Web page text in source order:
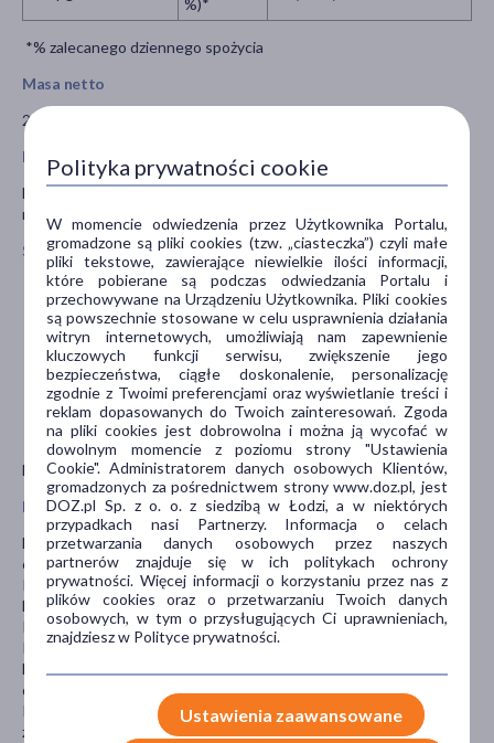
%)*
*% zalecanego dziennego spożycia
Masa netto
210 g
Przeznaczenie
Dla niemowląt po ukończeniu 4. miesiąca życia jako element
rozszerzania diety i wprowadzania glutenu.
Sposób użycia
Zagotuj wodę i odmierz 150 ml, wlej do miseczki i ostudź do
temperatury ok. 50oC.
Wsyp powoli 45 g kaszki (5 łyżek stołowych).
Mieszaj do uzyskania jednolitej konsystencji. Odczekaj
chwilę, aż kaszka zagęstnieje.
Sprawdź temperaturę posiłku. Gotową kaszkę podaj
dziecku lub pozwój spróbować samodzielnego
jedzenia łyżeczką.
Nie podawaj ponownie resztek posiłku.
Przeciwwskazania i środki ostrożności
Dla zdrowia dziecka istotna jest urozmaicona i zbilansowana dieta
oraz zdrowy tryb życia.
Komponując jadłospis kieruj się zasadami żywienia i rekomendacją
lekarza. Pamiętaj o higienie ząbków Twojego dziecka.
Po otwarciu należy zużyć zawartość w ciągu 3-4 tygodni.
Przeznaczony do uzupełniania diety, której podstawą jest mleko
kobiece lub modyfikowane. Karmienie piersią jest najlepsze dla
dziecka.
Przechowywać w suchym miejscu, w temperaturze pokojowej w
zamkniętym opakowaniu.
Polityka prywatności cookie
W momencie odwiedzenia przez Użytkownika Portalu,
gromadzone są pliki cookies (tzw. „ciasteczka”) czyli małe
pliki tekstowe, zawierające niewielkie ilości informacji,
które pobierane są podczas odwiedzania Portalu i
przechowywane na Urządzeniu Użytkownika. Pliki cookies
są powszechnie stosowane w celu usprawnienia działania
witryn internetowych, umożliwiają nam zapewnienie
kluczowych funkcji serwisu, zwiększenie jego
bezpieczeństwa, ciągłe doskonalenie, personalizację
zgodnie z Twoimi preferencjami oraz wyświetlanie treści i
reklam dopasowanych do Twoich zainteresowań. Zgoda
na pliki cookies jest dobrowolna i można ją wycofać w
dowolnym momencie z poziomu strony "Ustawienia
Cookie". Administratorem danych osobowych Klientów,
gromadzonych za pośrednictwem strony www.doz.pl, jest
DOZ.pl Sp. z o. o. z siedzibą w Łodzi, a w niektórych
przypadkach nasi Partnerzy. Informacja o celach
przetwarzania danych osobowych przez naszych
partnerów znajduje się w ich politykach ochrony
prywatności. Więcej informacji o korzystaniu przez nas z
plików cookies oraz o przetwarzaniu Twoich danych
osobowych, w tym o przysługujących Ci uprawnieniach,
znajdziesz w Polityce prywatności.
Ustawienia zaawansowane